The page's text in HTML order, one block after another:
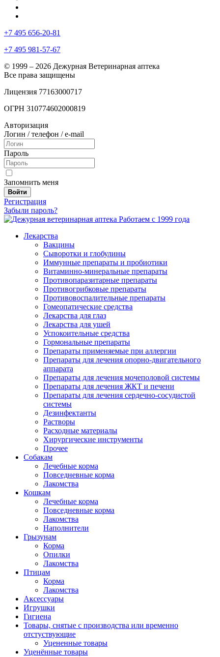
+7 495 656-20-81
+7 495 981-57-67
© 1999 – 2026 Дежурная Ветеринарная аптека
Все права защищены
Лицензия 77163000717
ОГРН 310774602000819
Авторизация
Логин / телефон / e-mail
Пароль
Запомнить меня
Войти
Регистрация
Забыли пароль?
Работаем с 1999 года
Лекарства
Вакцины
Сыворотки и глобулины
Иммунные препараты и пробиотики
Витаминно-минеральные препараты
Противопаразитарные препараты
Противогрибковые препараты
Противовоспалительные препараты
Гомеопатические средства
Лекарства для глаз
Лекарства для ушей
Успокоительные средства
Гормональные препараты
Препараты применяемые при аллергии
Препараты для лечения опорно-двигательного
аппарата
Препараты для лечения мочеполовой системы
Препараты для лечения ЖКТ и печени
Препараты для лечения сердечно-сосудистой
системы
Дезинфектанты
Растворы
Расходные материалы
Хирургические инструменты
Прочее
Собакам
Лечебные корма
Повседневные корма
Лакомства
Кошкам
Лечебные корма
Повседневные корма
Лакомства
Наполнители
Грызунам
Корма
Опилки
Лакомства
Птицам
Корма
Лакомства
Аксессуары
Игрушки
Гигиена
Товары, снятые с производства или временно
отстуствующие
Уцененные товары
Уценённые товары